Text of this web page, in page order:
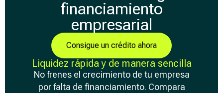
financiamiento
empresarial
Consigue un crédito ahora
Liquidez rápida y de manera sencilla
No frenes el crecimiento de tu empresa
por falta de financiamiento. Compara